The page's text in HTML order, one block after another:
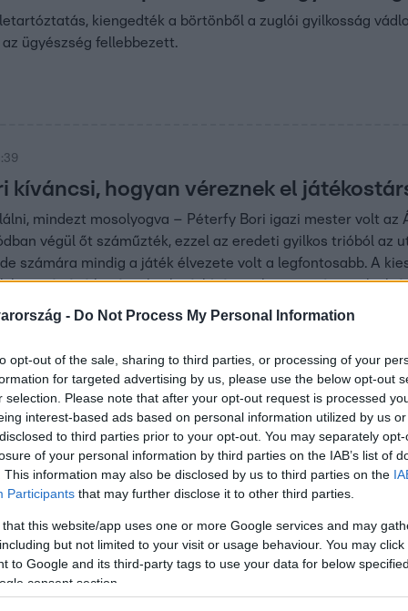
- Do Not Process My Personal Information
opt-out of the sale, sharing to third parties, or processing of your
for targeted advertising by us, please use the below opt-out
selection. Please note that after your opt-out request is processed
interest-based ads based on personal information utilized by us
to third parties prior to your opt-out. You may separately
of your personal information by third parties on the IAB’s list of
This information may also be disclosed by us to third parties on the
Participants that may further disclose it to other third parties.
that this website/app uses one or more Google services and may
but not limited to your visit or usage behaviour. You may
to Google and its third-party tags to use your data for below
consent section.
letartóztatás, kiengedték a börtönből a zuglói gyilkosság
ügyészség fellebbezett.
kíváncsi, hogyan véreznek el
mindezt mosolyogva – Péterfy Bori igazi mester volt
végül őt száműzték, ezzel az eredeti gyilkos trióból az
számára mindig a játék élvezete volt a legfontosabb. A
hosszú távú hatással volt rá: kíváncsi, hogyan véreznek el
rituálisan” – megvan az új Áruló, aki
társán
meg kellett zsarolnia egy játékost Az Árulókban, hogy
egyből megörült neki.
vagyok rátok” – újabb Gyilkos